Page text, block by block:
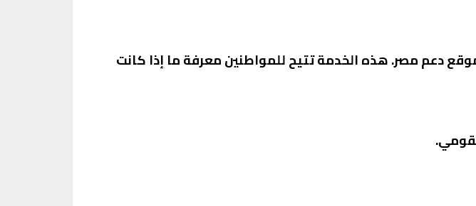
دعم مصر. هذه الخدمة تتيح للمواطنين معرفة ما إذا كانت